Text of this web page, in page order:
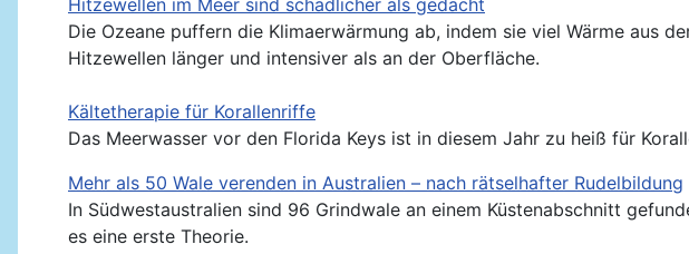
Hitzewellen im Meer sind schädlicher als gedacht
Die Ozeane puffern die Klimaerwärmung ab, indem sie viel Wärme aus
Hitzewellen länger und intensiver als an der Oberfläche.
Kältetherapie für Korallenriffe
Das Meerwasser vor den Florida Keys ist in diesem Jahr zu heiß für
Mehr als 50 Wale verenden in Australien – nach rätselhafter Rudelbildung
In Südwestaustralien sind 96 Grindwale an einem Küstenabschnitt
es eine erste Theorie.